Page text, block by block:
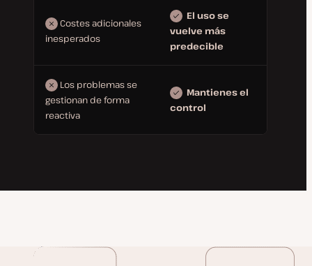
Costes adicionales
inesperados
El uso se
vuelve más
predecible
Los problemas se
gestionan de forma
reactiva
Mantienes el
control